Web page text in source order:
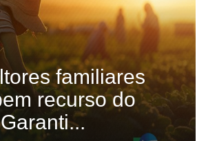
familiares
recurso do
Garanti...